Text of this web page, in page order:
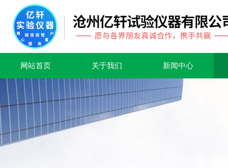
网站首页 关于我们 新闻中心